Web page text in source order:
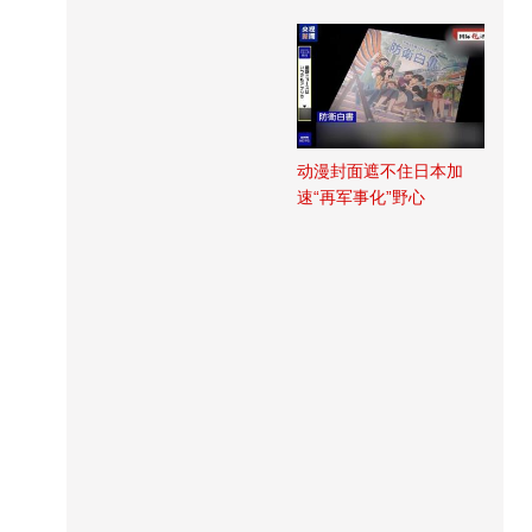
动漫封面遮不住日本加
速“再军事化”野心